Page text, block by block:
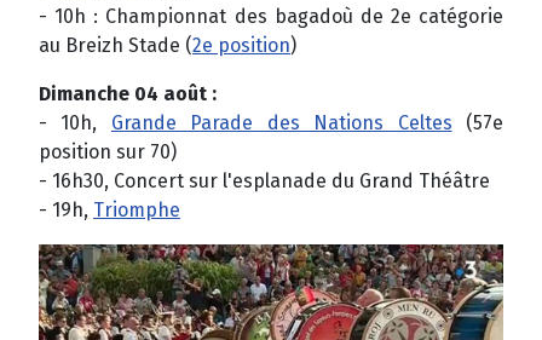
- 10h : Championnat des bagadoù de 2e catégorie
au Breizh Stade (2e position)
Dimanche 04 août :
- 10h, Grande Parade des Nations Celtes (57e
position sur 70)
- 16h30, Concert sur l'esplanade du Grand Théâtre
- 19h, Triomphe